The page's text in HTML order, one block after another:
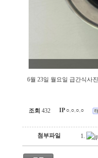
6월 23일 월요일 급간식사진
조회 432 IP ○.○.○.○
첨부파일